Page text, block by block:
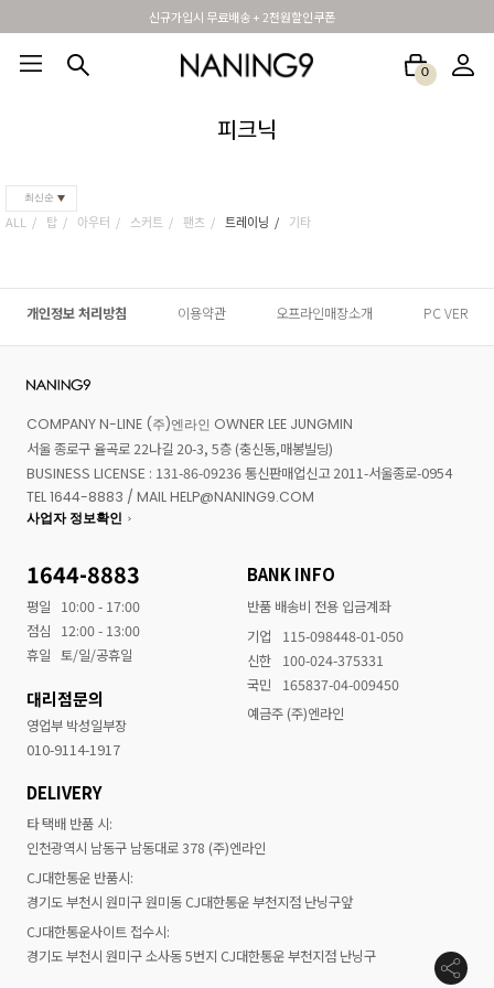
신규가입시 무료배송 + 2천원할인쿠폰
0
베스트재진행 썸머여행룩
피크닉
최신순
ALL 탑 아우터 스커트 팬츠 트레이닝 기타
개인정보 처리방침 이용약관 오프라인매장소개 PC VER
COMPANY N-LINE (주)엔라인 OWNER LEE JUNGMIN
서울 종로구 율곡로 22나길 20-3, 5층 (충신동,매봉빌딩)
BUSINESS LICENSE : 131-86-09236 통신판매업신고 2011-서울종로-0954
TEL 1644-8883 / MAIL HELP@NANING9.COM
사업자 정보확인
1644-8883
평일
10:00 - 17:00
점심
12:00 - 13:00
휴일 토/일/공휴일
대리점문의
영업부 박성일부장
010-9114-1917
BANK INFO
반품 배송비 전용 입금계좌
기업
115-098448-01-050
신한
100-024-375331
국민
165837-04-009450
예금주 (주)엔라인
DELIVERY
타 택배 반품 시:
인천광역시 남동구 남동대로 378 (주)엔라인
CJ대한통운 반품시:
경기도 부천시 원미구 원미동 CJ대한통운 부천지점 난닝구앞
CJ대한통운사이트 접수시:
경기도 부천시 원미구 소사동 5번지 CJ대한통운 부천지점 난닝구